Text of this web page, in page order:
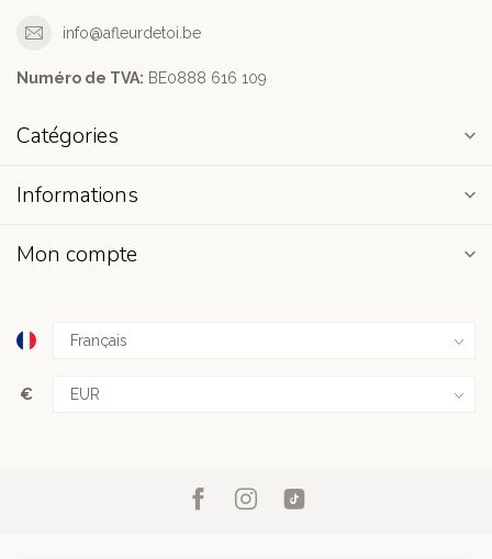
info@afleurdetoi.be
Numéro de TVA: BE0888 616 109
Catégories
Informations
Mon compte
€